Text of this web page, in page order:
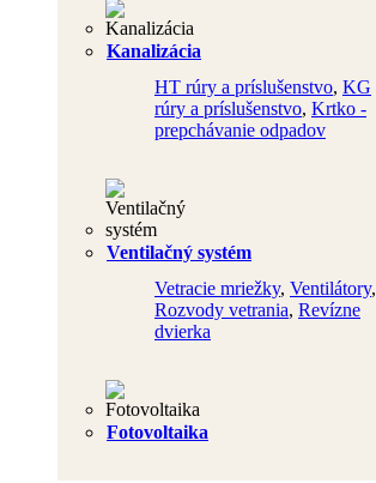
Kanalizácia
HT rúry a príslušenstvo, KG
rúry a príslušenstvo, Krtko -
prepchávanie odpadov
Ventilačný systém
Vetracie mriežky, Ventilátory,
Rozvody vetrania, Revízne
dvierka
Fotovoltaika